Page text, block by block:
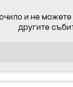
и не можете
другите